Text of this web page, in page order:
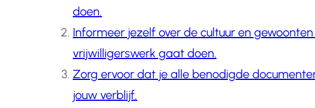
doen.
Informeer jezelf over de cultuur en
vrijwilligerswerk gaat doen.
Zorg ervoor dat je alle benodigde
jouw verblijf.